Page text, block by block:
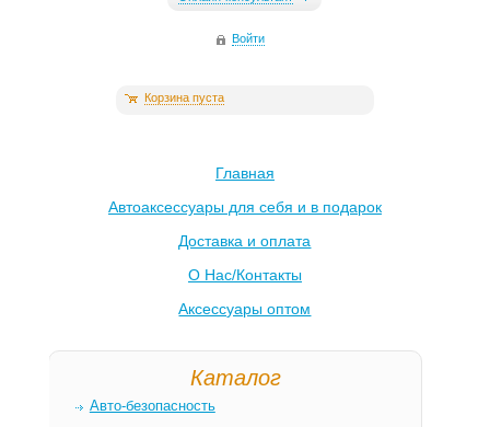
Войти
Корзина пуста
Главная
Автоаксессуары для себя и в подарок
Доставка и оплата
О Нас/Контакты
Аксессуары оптом
Каталог
Авто-безопасность